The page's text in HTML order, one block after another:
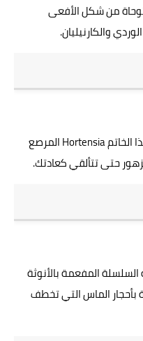
من شكل الأفعى
والكارنيليان.
هدية مميزة من شوميه.، اخترنا لك هذا الخاتم Hortensia المرصع
حتى تتألقي كعادتك.
المفعمة بالأنوثة
الماس التي تخطف